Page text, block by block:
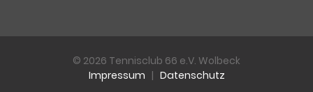
© 2026 Tennisclub 66 e.V. Wolbeck
Impressum | Datenschutz